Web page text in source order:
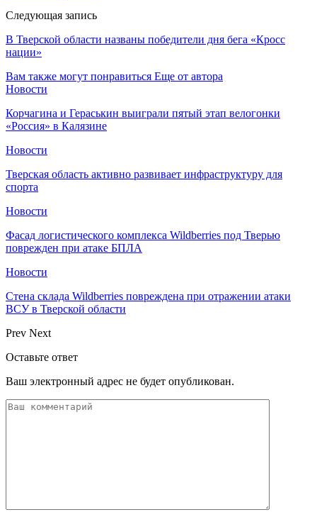
Следующая запись
В Тверской области названы победители дня бега «Кросс
нации»
Вам также могут понравиться Еще от автора
Новости
Корчагина и Гераськин выиграли пятый этап велогонки
«Россия» в Калязине
Новости
Тверская область активно развивает инфраструктуру для
спорта
Новости
Фасад логистического комплекса Wildberries под Тверью
поврежден при атаке БПЛА
Новости
Стена склада Wildberries повреждена при отражении атаки
ВСУ в Тверской области
Prev Next
Оставьте ответ
Ваш электронный адрес не будет опубликован.